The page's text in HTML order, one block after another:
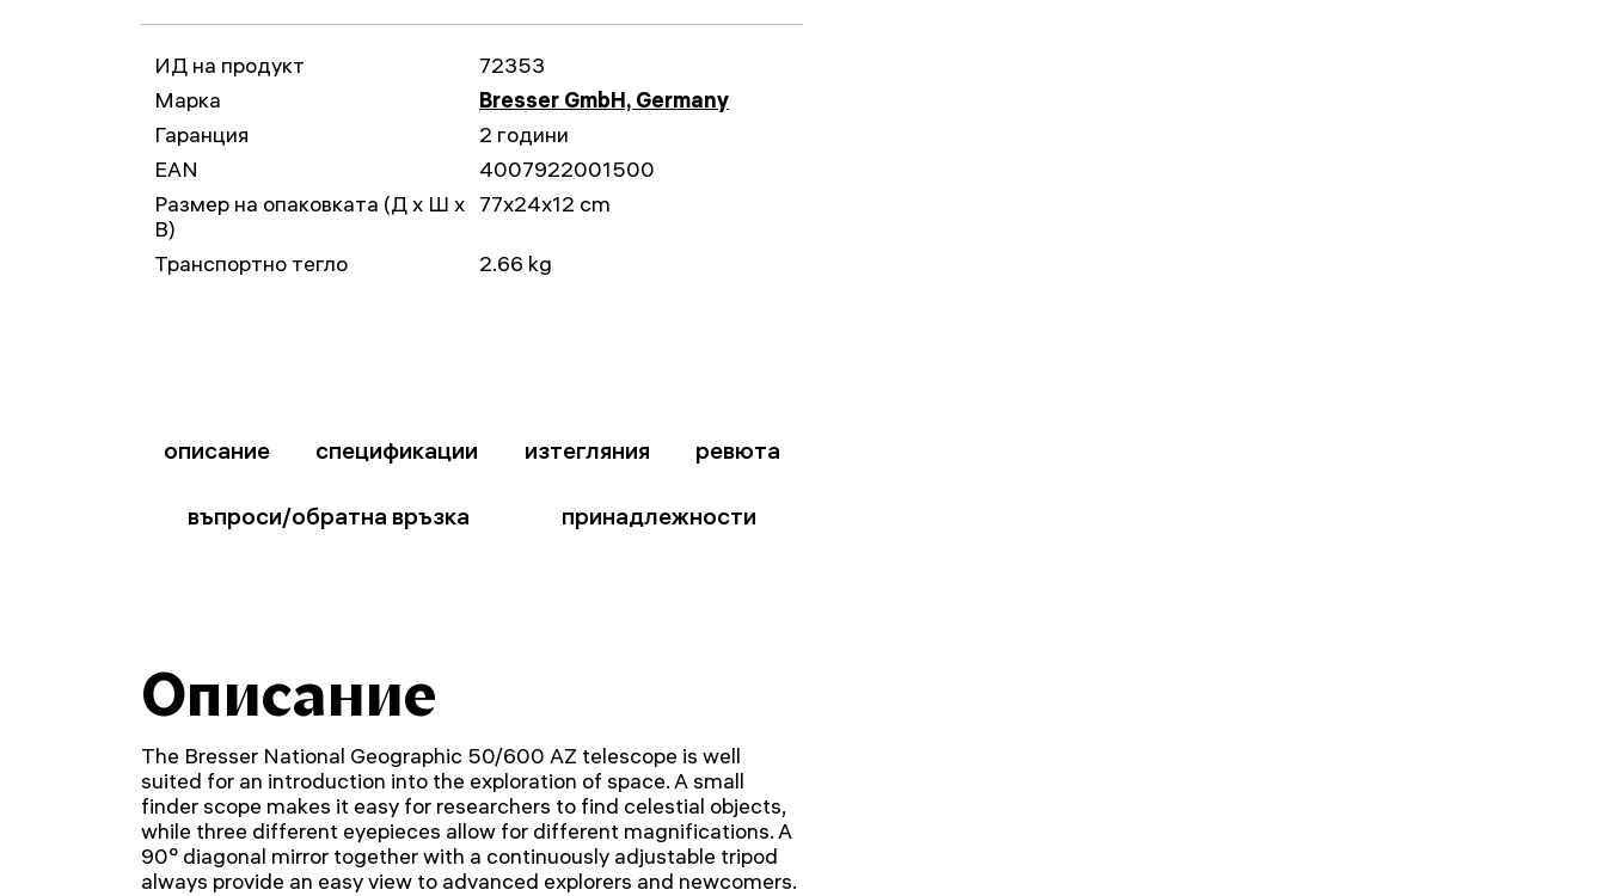
ИД на продукт
72353
Марка
Bresser GmbH, Germany
Гаранция
2 години
EAN
4007922001500
Размер на опаковката (Д x Ш x
В)
77x24x12 cm
Транспортно тегло 2.66 kg
описание спецификации изтегляния ревюта
въпроси/обратна връзка принадлежности
Описание
The Bresser National Geographic 50/600 AZ telescope is well
suited for an introduction into the exploration of space. A small
finder scope makes it easy for researchers to find celestial objects,
while three different eyepieces allow for different magnifications. A
90° diagonal mirror together with a continuously adjustable tripod
always provide an easy view to advanced explorers and newcomers.